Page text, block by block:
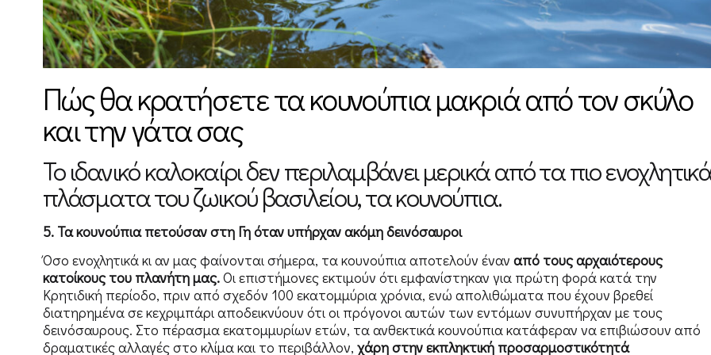
Πώς θα κρατήσετε τα κουνούπια μακριά από τον σκύλο
και την γάτα σας
Το ιδανικό καλοκαίρι δεν περιλαμβάνει μερικά από τα πιο
πλάσματα του ζωικού βασιλείου, τα κουνούπια.
5. Τα κουνούπια πετούσαν στη Γη όταν υπήρχαν ακόμη δεινόσαυροι
Όσο ενοχλητικά κι αν μας φαίνονται σήμερα, τα κουνούπια αποτελούν έναν από τους αρχαιότερους
κατοίκους του πλανήτη μας.Οι επιστήμονες εκτιμούν ότι εμφανίστηκαν για πρώτη φορά κατά την
Κρητιδική περίοδο, πριν από σχεδόν 100 εκατομμύρια χρόνια, ενώ απολιθώματα που έχουν βρεθεί
διατηρημένα σε κεχριμπάρι αποδεικνύουν ότι οι πρόγονοι αυτών των εντόμων συνυπήρχαν με τους
δεινόσαυρους. Στο πέρασμα εκατομμυρίων ετών, τα ανθεκτικά κουνούπια κατάφεραν να επιβιώσουν από
δραματικές αλλαγές στο κλίμα και το περιβάλλον, χάρη στην εκπληκτική προσαρμοστικότητά